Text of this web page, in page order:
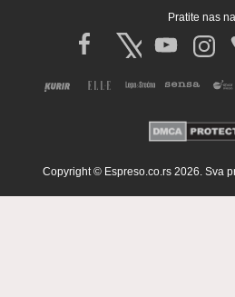
Pratite nas
Copyright © Espreso.co.rs 2026. Sva